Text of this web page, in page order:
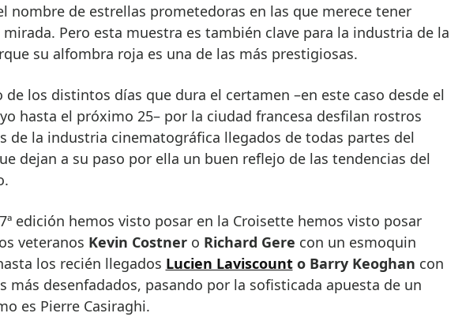
nombre de estrellas prometedoras en las que merece tener
mirada. Pero esta muestra es también clave para la industria de la
su alfombra roja es una de las más prestigiosas.
de los distintos días que dura el certamen –en este caso desde el
hasta el próximo 25– por la ciudad francesa desfilan rostros
de la industria cinematográfica llegados de todas partes del
dejan a su paso por ella un buen reflejo de las tendencias del
edición hemos visto posar en la Croisette hemos visto posar
veteranos Kevin Costnero Richard Gere con un esmoquin
los recién llegados Lucien Laviscounto Barry Keoghan con
más desenfadados, pasando por la sofisticada apuesta de un
es Pierre Casiraghi.